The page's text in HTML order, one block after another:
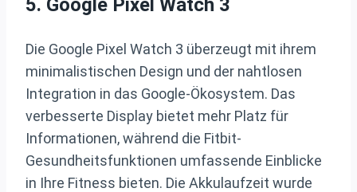
5. Google Pixel Watch 3
Die Google Pixel Watch 3 überzeugt mit ihrem
minimalistischen Design und der nahtlosen
Integration in das Google-Ökosystem. Das
verbesserte Display bietet mehr Platz für
Informationen, während die Fitbit-
Gesundheitsfunktionen umfassende Einblicke
in Ihre Fitness bieten. Die Akkulaufzeit wurde